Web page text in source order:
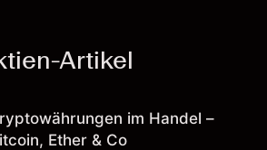
Artikel
im Handel –
Ether & Co